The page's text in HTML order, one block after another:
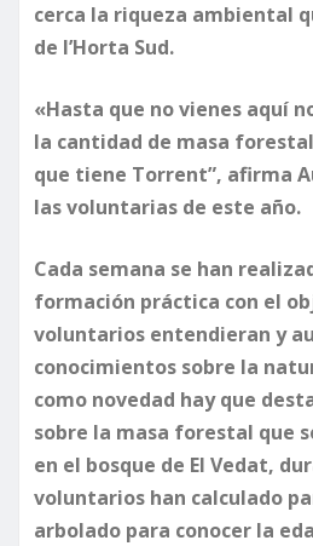
cerca la riqueza ambiental
de l’Horta Sud.
«Hasta que no vienes aquí
la cantidad de masa
que tiene Torrent”, afirma
las voluntarias de este año.
Cada semana se han
formación práctica con el
voluntarios entendieran y
conocimientos sobre la
como novedad hay que
sobre la masa forestal que
en el bosque de El Vedat,
voluntarios han calculado
arbolado para conocer la